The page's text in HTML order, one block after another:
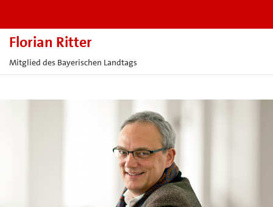
Florian Ritter
Mitglied des Bayerischen Landtags